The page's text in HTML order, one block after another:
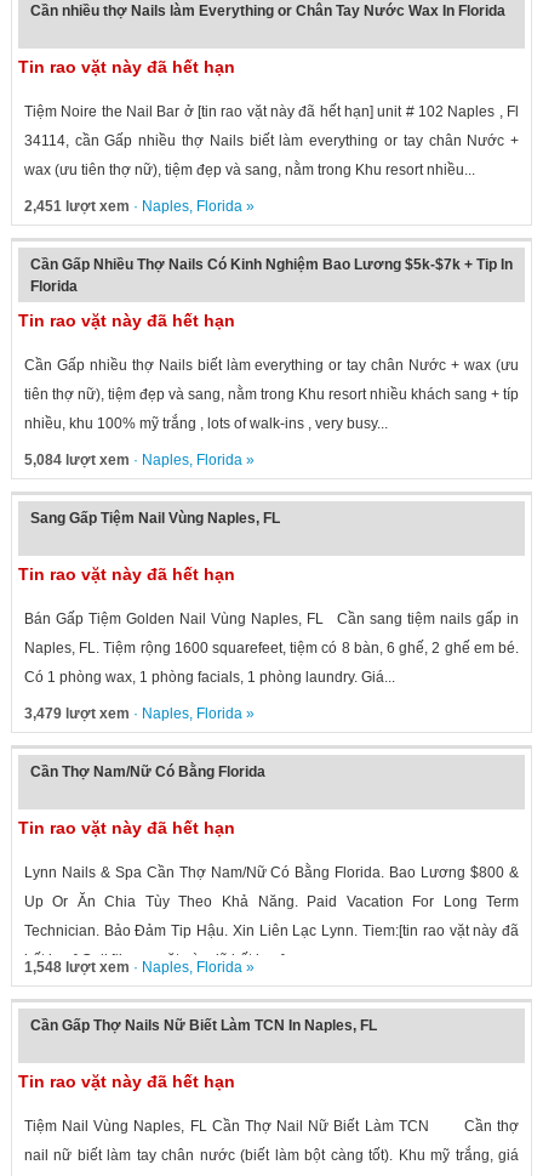
Cần nhiều thợ Nails làm Everything or Chân Tay Nước Wax In Florida
Tin rao vặt này đã hết hạn
Tiệm Noire the Nail Bar ở [tin rao vặt này đã hết hạn] unit # 102 Naples , Fl
34114, cần Gấp nhiều thợ Nails biết làm everything or tay chân Nước +
wax (ưu tiên thợ nữ), tiệm đẹp và sang, nằm trong Khu resort nhiều...
2,451 lượt xem · Naples, Florida»
Cần Gấp Nhiều Thợ Nails Có Kinh Nghiệm Bao Lương $5k-$7k + Tip In
Florida
Tin rao vặt này đã hết hạn
Cần Gấp nhiều thợ Nails biết làm everything or tay chân Nước + wax (ưu
tiên thợ nữ), tiệm đẹp và sang, nằm trong Khu resort nhiều khách sang + típ
nhiều, khu 100% mỹ trắng , lots of walk-ins , very busy...
5,084 lượt xem · Naples, Florida»
Sang Gấp Tiệm Nail Vùng Naples, FL
Tin rao vặt này đã hết hạn
Bán Gấp Tiệm Golden Nail Vùng Naples, FL Cần sang tiệm nails gấp in
Naples, FL. Tiệm rộng 1600 squarefeet, tiệm có 8 bàn, 6 ghế, 2 ghế em bé.
Có 1 phòng wax, 1 phòng facials, 1 phòng laundry. Giá...
3,479 lượt xem · Naples, Florida»
Cần Thợ Nam/Nữ Có Bằng Florida
Tin rao vặt này đã hết hạn
Lynn Nails & Spa Cần Thợ Nam/Nữ Có Bằng Florida. Bao Lương $800 &
Up Or Ăn Chia Tùy Theo Khả Năng. Paid Vacation For Long Term
Technician. Bảo Đảm Tip Hậu. Xin Liên Lạc Lynn. Tiem:[tin rao vặt này đã
hết hạn] Cell:[tin rao vặt này đã hết hạn]
1,548 lượt xem · Naples, Florida»
Cần Gấp Thợ Nails Nữ Biết Làm TCN In Naples, FL
Tin rao vặt này đã hết hạn
Tiệm Nail Vùng Naples, FL Cần Thợ Nail Nữ Biết Làm TCN Cần thợ
nail nữ biết làm tay chân nước (biết làm bột càng tốt). Khu mỹ trắng, giá